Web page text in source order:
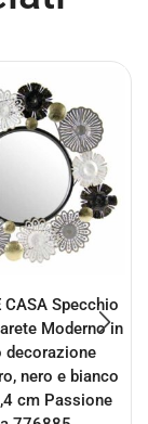
CASA Specchio
Moderno in
decorazione
nero e bianco
cm Passione